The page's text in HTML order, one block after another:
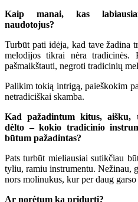
Kaip manai, kas
naudotojus?
Turbūt pati idėja, kad tave žadina
melodijos tikrai nėra
pašmaikštauti, negroti tradicinių
Palikim tokią intrigą, paieškokim
netradiciškai skamba.
Kad pažadintum kitus,
dėlto – kokio tradicinio
būtum pažadintas?
Pats turbūt mieliausiai sutikčiau
tyliu, ramiu instrumentu. Nežinau,
nors molinukus, kur per daug garso
Ar norėtum ką pridurti?